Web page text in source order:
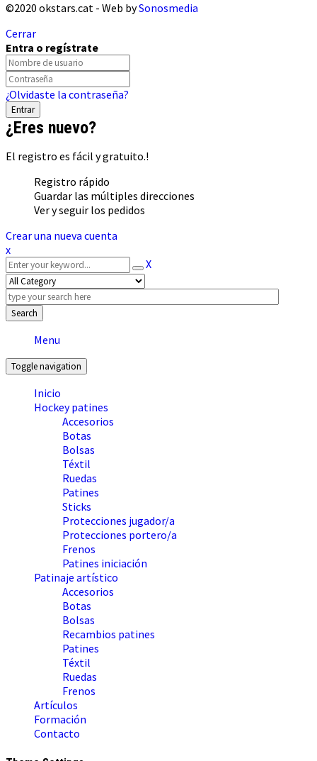
©2020 okstars.cat - Web bySonosmedia
Cerrar
Entra o regístrate
¿Olvidaste la contraseña?
¿Eres nuevo?
El registro es fácil y gratuito.!
Registro rápido
Guardar las múltiples direcciones
Ver y seguir los pedidos
Crear una nueva cuenta
x
X
Search
Menu
Toggle navigation
Inicio
Hockey patines
Accesorios
Botas
Bolsas
Téxtil
Ruedas
Patines
Sticks
Protecciones jugador/a
Protecciones portero/a
Frenos
Patines iniciación
Patinaje artístico
Accesorios
Botas
Bolsas
Recambios patines
Patines
Téxtil
Ruedas
Frenos
Artículos
Formación
Contacto